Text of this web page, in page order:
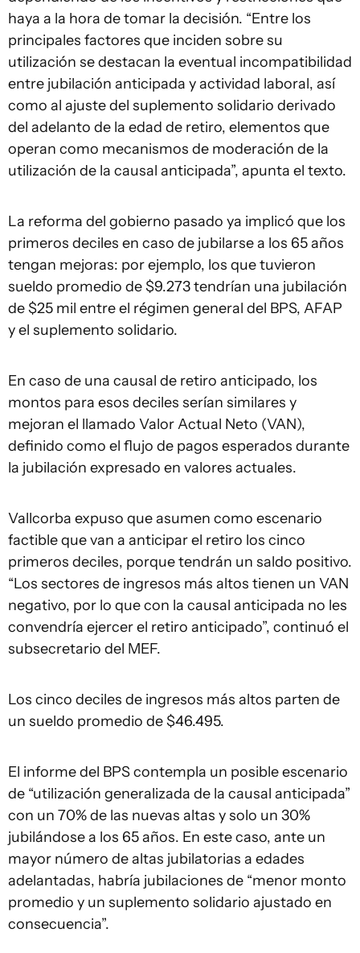
haya a la hora de tomar la decisión. “Entre los
principales factores que inciden sobre su
utilización se destacan la eventual incompatibilidad
entre jubilación anticipada y actividad laboral, así
como al ajuste del suplemento solidario derivado
del adelanto de la edad de retiro, elementos que
operan como mecanismos de moderación de la
utilización de la causal anticipada”, apunta el texto.
La reforma del gobierno pasado ya implicó que los
primeros deciles en caso de jubilarse a los 65 años
tengan mejoras: por ejemplo, los que tuvieron
sueldo promedio de $9.273 tendrían una jubilación
de $25 mil entre el régimen general del BPS, AFAP
y el suplemento solidario.
En caso de una causal de retiro anticipado, los
montos para esos deciles serían similares y
mejoran el llamado Valor Actual Neto (VAN),
definido como el flujo de pagos esperados durante
la jubilación expresado en valores actuales.
Vallcorba expuso que asumen como escenario
factible que van a anticipar el retiro los cinco
primeros deciles, porque tendrán un saldo positivo.
“Los sectores de ingresos más altos tienen un VAN
negativo, por lo que con la causal anticipada no les
convendría ejercer el retiro anticipado”, continuó el
subsecretario del MEF.
Los cinco deciles de ingresos más altos parten de
un sueldo promedio de $46.495.
El informe del BPS contempla un posible escenario
de “utilización generalizada de la causal anticipada”
con un 70% de las nuevas altas y solo un 30%
jubilándose a los 65 años. En este caso, ante un
mayor número de altas jubilatorias a edades
adelantadas, habría jubilaciones de “menor monto
promedio y un suplemento solidario ajustado en
consecuencia”.